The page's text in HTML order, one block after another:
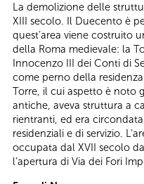
La demolizione delle
XIII secolo. Il Duecento è
quest’area viene costruito
della Roma medievale: la
Innocenzo III dei Conti di
come perno della
Torre, il cui aspetto è noto
antiche, aveva struttura a
rientranti, ed era
residenziali e di servizio.
occupata dal XVII secolo
l’apertura di Via dei Fori